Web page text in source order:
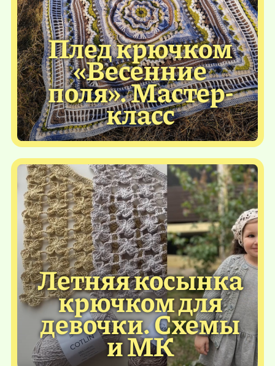
Плед крючком
«Весенние
поля». Мастер-
класс
Летняя косынка
крючком для
девочки. Схемы
и МК